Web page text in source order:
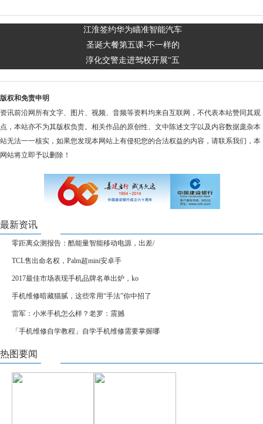
江淮签约华为瞄准智能汽车
圣诞大餐第五课-不一样的
淳化交警走进驾校开展“五
版权和免责申明
资讯前沿网所有文字、图片、视频、音频等资料均来自互联网，不代表本站赞同其观
点，本站亦不为其版权负责。相关作品的原创性、文中陈述文字以及内容数据庞杂本
站无法一一核实，如果您发现本网站上有侵犯您的合法权益的内容，请联系我们，本
网站将立即予以删除！
最新资讯
零距离众测报告：酷能量智能移动电源，出差/
TCL售出命名权，Palm超mini安卓手
2017最佳市场表现手机品牌名单出炉，ko
手机维修暗藏猫腻，这些常用“手法”你中招了
雷军：小米手机怎么样？老罗：震撼
「手机维修自学教程」自学手机维修需要掌握哪
热图要闻